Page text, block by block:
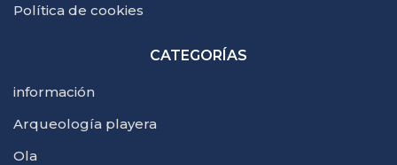
Política de cookies
CATEGORÍAS
información
Arqueología playera
Ola